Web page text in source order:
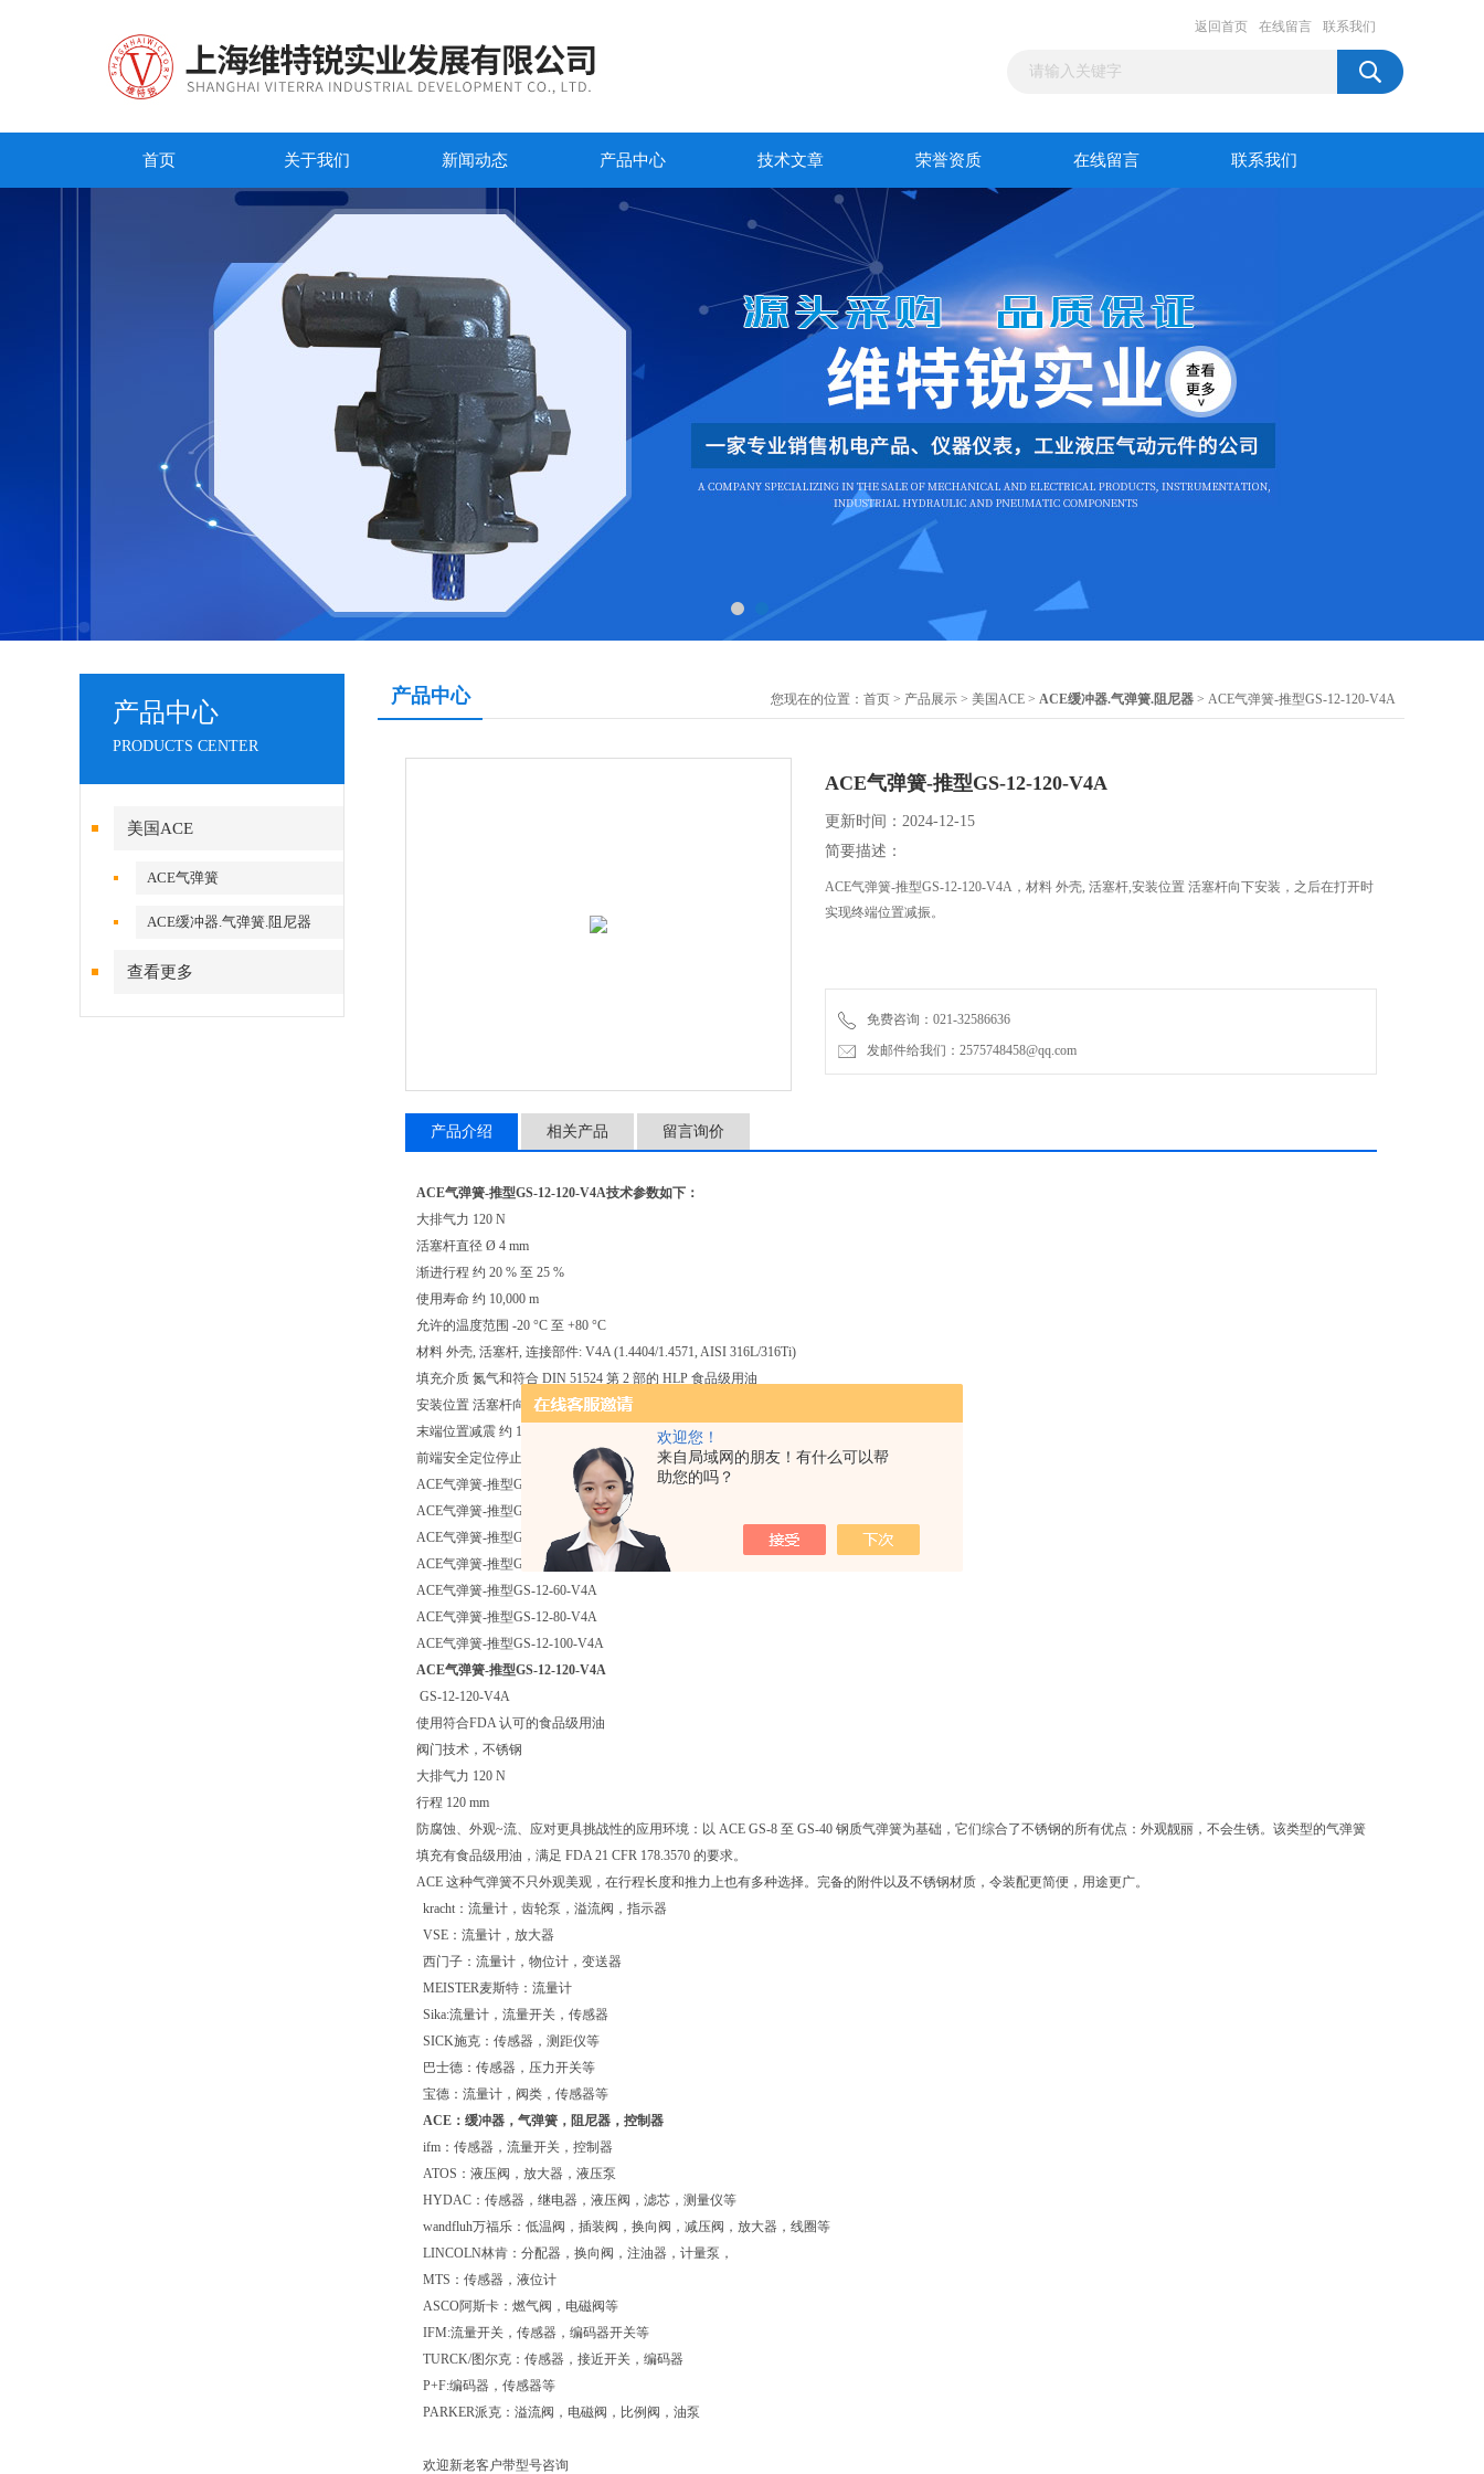
欢迎您！
来自局域网的朋友！有什么可以帮
助您的吗？
返回首页 在线留言 联系我们
首页 关于我们 新闻动态 产品中心 技术文章 荣誉资质 在线留言 联系我们
产品中心
PRODUCTS CENTER
美国ACE
ACE气弹簧
ACE缓冲器.气弹簧.阻尼器
查看更多
产品中心 您现在的位置： 首页 > 产品展示 > 美国ACE > ACE缓冲器.气弹簧.阻尼器 > ACE气弹簧-推型GS-12-120-V4A
ACE气弹簧-推型GS-12-120-V4A
更新时间：2024-12-15
简要描述：
ACE气弹簧-推型GS-12-120-V4A，材料 外壳, 活塞杆,安装位置 活塞杆向下安装，之后在打开时
实现终端位置减振。
免费咨询：021-32586636
发邮件给我们：2575748458@qq.com
产品介绍 相关产品 留言询价
ACE气弹簧-推型GS-12-120-V4A技术参数如下：
大排气力 120 N
活塞杆直径 Ø 4 mm
渐进行程 约 20 % 至 25 %
使用寿命 约 10,000 m
允许的温度范围 -20 °C 至 +80 °C
材料 外壳, 活塞杆, 连接部件: V4A (1.4404/1.4571, AISI 316L/316Ti)
填充介质 氮气和符合 DIN 51524 第 2 部的 HLP 食品级用油
安装位置 活塞杆向下安装，之后在打开时实现终端位置减振。
末端位置减震 约 10 mm（取决于行程）
前端安全定位停止设计 客户方面设置外部行程末端固定挡块。
ACE气弹簧-推型GS-12-20-V4A
ACE气弹簧-推型GS-12-30-V4A
ACE气弹簧-推型GS-12-40-V4A
ACE气弹簧-推型GS-12-50-V4A
ACE气弹簧-推型GS-12-60-V4A
ACE气弹簧-推型GS-12-80-V4A
ACE气弹簧-推型GS-12-100-V4A
ACE气弹簧-推型GS-12-120-V4A
GS-12-120-V4A
使用符合FDA 认可的食品级用油
阀门技术，不锈钢
大排气力 120 N
行程 120 mm
防腐蚀、外观~流、应对更具挑战性的应用环境：以 ACE GS-8 至 GS-40 钢质气弹簧为基础，它们综合了不锈钢的所有优点：外观靓丽，不会生锈。该类型的气弹簧
填充有食品级用油，满足 FDA 21 CFR 178.3570 的要求。
ACE 这种气弹簧不只外观美观，在行程长度和推力上也有多种选择。完备的附件以及不锈钢材质，令装配更简便，用途更广。
kracht：流量计，齿轮泵，溢流阀，指示器
VSE：流量计，放大器
西门子：流量计，物位计，变送器
MEISTER麦斯特：流量计
Sika:流量计，流量开关，传感器
SICK施克：传感器，测距仪等
巴士德：传感器，压力开关等
宝德：流量计，阀类，传感器等
ACE：缓冲器，气弹簧，阻尼器，控制器
ifm：传感器，流量开关，控制器
ATOS：液压阀，放大器，液压泵
HYDAC：传感器，继电器，液压阀，滤芯，测量仪等
wandfluh万福乐：低温阀，插装阀，换向阀，减压阀，放大器，线圈等
LINCOLN林肯：分配器，换向阀，注油器，计量泵，
MTS：传感器，液位计
ASCO阿斯卡：燃气阀，电磁阀等
IFM:流量开关，传感器，编码器开关等
TURCK/图尔克：传感器，接近开关，编码器
P+F:编码器，传感器等
PARKER派克：溢流阀，电磁阀，比例阀，油泵
欢迎新老客户带型号咨询